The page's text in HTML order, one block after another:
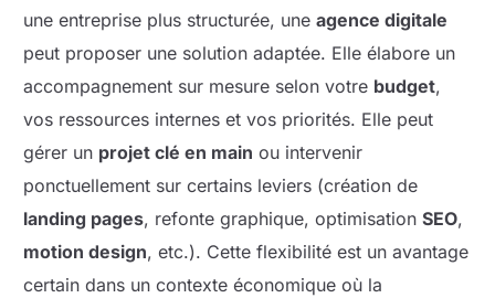
une entreprise plus structurée, uneagence digitale
peut proposer une solution adaptée. Elle élabore un
accompagnement sur mesure selon votre budget,
vos ressources internes et vos priorités. Elle peut
gérer un projet clé en main ou intervenir
ponctuellement sur certains leviers (création de
landing pages, refonte graphique, optimisationSEO,
motion design, etc.). Cette flexibilité est un avantage
certain dans un contexte économique où la